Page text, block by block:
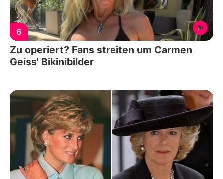
6
Zu operiert? Fans streiten um Carmen
Geiss' Bikinibilder